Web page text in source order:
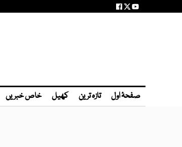
صفحۂ اول تازہ ترین کھیل خاص خبریں